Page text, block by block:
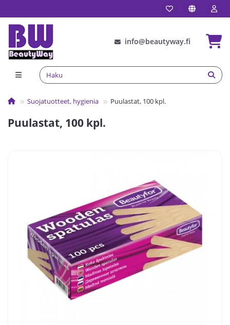
info@beautyway.fi
Suojatuotteet, hygienia Puulastat, 100 kpl.
Puulastat, 100 kpl.